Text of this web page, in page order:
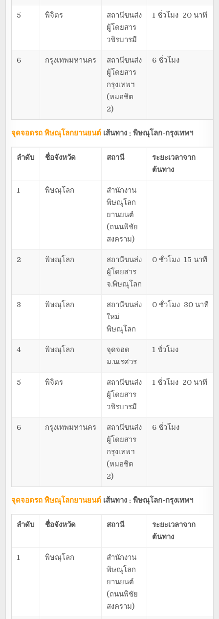
5 พิจิตร
สถานีขนส่ง
ผู้โดยสาร
วชิรบารมี
1 ชั่วโมง 20 นาที
6 กรุงเทพมหานคร
สถานีขนส่ง
ผู้โดยสาร
กรุงเทพฯ
(หมอชิต
2)
6 ชั่วโมง
จุดจอดรถ พิษณุโลกยานยนต์ เส้นทาง : พิษณุโลก-กรุงเทพฯ
ลำดับ ชื่อจังหวัด สถานี
ระยะเวลาจาก
ต้นทาง
1 พิษณุโลก
สำนักงาน
พิษณุโลก
ยานยนต์
(ถนนพิชัย
สงคราม)
2 พิษณุโลก
สถานีขนส่ง
ผู้โดยสาร
จ.พิษณุโลก
0 ชั่วโมง 15 นาที
3 พิษณุโลก
สถานีขนส่ง
ใหม่
พิษณุโลก
0 ชั่วโมง 30 นาที
4 พิษณุโลก
จุดจอด
ม.นเรศวร
1 ชั่วโมง
5 พิจิตร
สถานีขนส่ง
ผู้โดยสาร
วชิรบารมี
1 ชั่วโมง 20 นาที
6 กรุงเทพมหานคร
สถานีขนส่ง
ผู้โดยสาร
กรุงเทพฯ
(หมอชิต
2)
6 ชั่วโมง
จุดจอดรถ พิษณุโลกยานยนต์ เส้นทาง : พิษณุโลก-กรุงเทพฯ
ลำดับ ชื่อจังหวัด สถานี
ระยะเวลาจาก
ต้นทาง
1 พิษณุโลก
สำนักงาน
พิษณุโลก
ยานยนต์
(ถนนพิชัย
สงคราม)